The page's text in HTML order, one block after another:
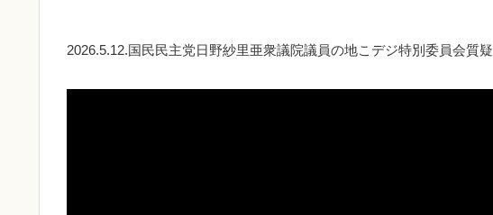
2026.5.12.国民民主党日野紗里亜衆議院議員の地こデジ特別委員会質疑